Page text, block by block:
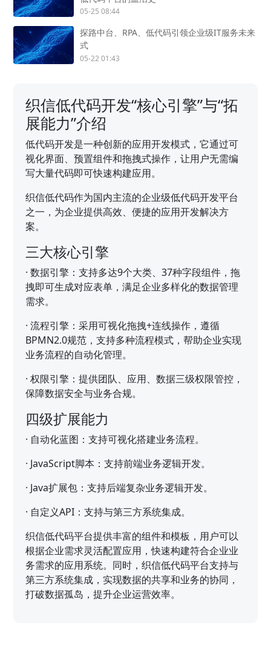
05-25 08:44
探路中台、RPA、低代码引领企业级IT服务未来
式
05-22 01:43
织信低代码开发“核心引擎”与“拓
展能力”介绍
低代码开发是一种创新的应用开发模式，它通过可
视化界面、预置组件和拖拽式操作，让用户无需编
写大量代码即可快速构建应用。
织信低代码作为国内主流的企业级低代码开发平台
之一，为企业提供高效、便捷的应用开发解决方
案。
三大核心引擎
·数据引擎：支持多达9个大类、37种字段组件，拖
拽即可生成对应表单，满足企业多样化的数据管理
需求。
·流程引擎：采用可视化拖拽+连线操作，遵循
BPMN2.0规范，支持多种流程模式，帮助企业实现
业务流程的自动化管理。
·权限引擎：提供团队、应用、数据三级权限管控，
保障数据安全与业务合规。
四级扩展能力
· 自动化蓝图：支持可视化搭建业务流程。
· JavaScript脚本：支持前端业务逻辑开发。
· Java扩展包：支持后端复杂业务逻辑开发。
· 自定义API：支持与第三方系统集成。
织信低代码平台提供丰富的组件和模板，用户可以
根据企业需求灵活配置应用，快速构建符合企业业
务需求的应用系统。同时，织信低代码平台支持与
第三方系统集成，实现数据的共享和业务的协同，
打破数据孤岛，提升企业运营效率。